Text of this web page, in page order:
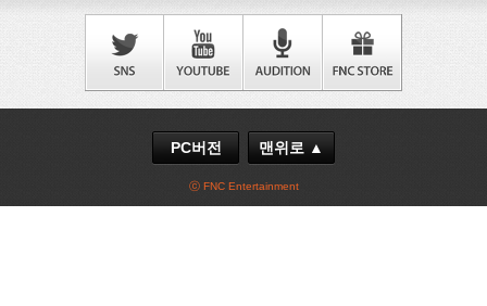
PC버전 맨위로 ▲
ⓒ FNC Entertainment